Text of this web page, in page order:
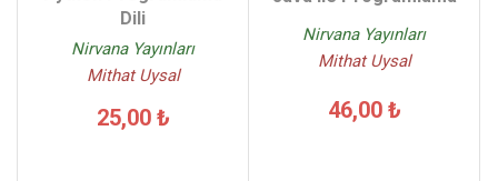
Dili
Nirvana Yayınları
Mithat Uysal
25,00 ₺
Nirvana Yayınları
Mithat Uysal
46,00 ₺